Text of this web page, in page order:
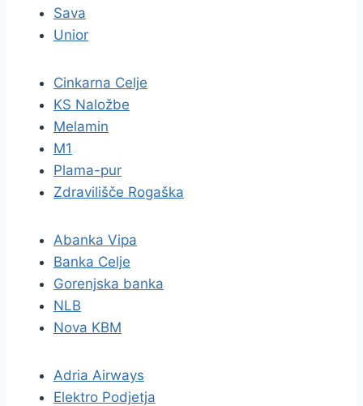
Sava
Unior
Cinkarna Celje
KS Naložbe
Melamin
M1
Plama-pur
Zdravilišče Rogaška
Abanka Vipa
Banka Celje
Gorenjska banka
NLB
Nova KBM
Adria Airways
Elektro Podjetja